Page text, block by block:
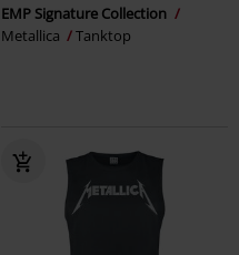
EMP Signature Collection
Metallica
Tanktop